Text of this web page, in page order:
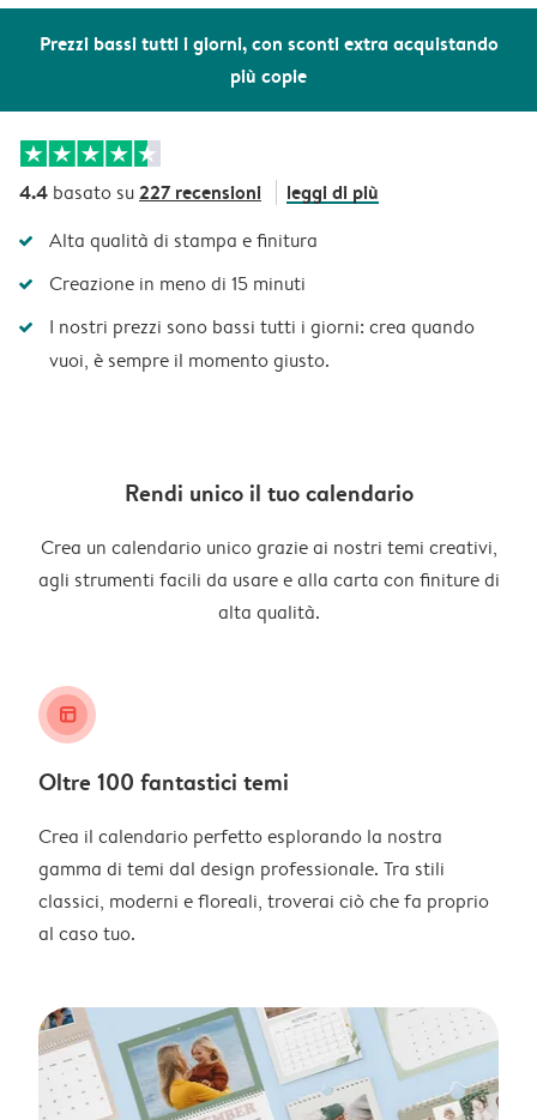
Prezzi bassi tutti i giorni, con sconti extra acquistando
più copie
4.4 basato su227 recensioni leggi di più
Alta qualità di stampa e finitura
Creazione in meno di 15 minuti
I nostri prezzi sono bassi tutti i giorni: crea quando
vuoi, è sempre il momento giusto.
Rendi unico il tuo calendario
Crea un calendario unico grazie ai nostri temi creativi,
agli strumenti facili da usare e alla carta con finiture di
alta qualità.
layout_alt
Oltre 100 fantastici temi
Crea il calendario perfetto esplorando la nostra
gamma di temi dal design professionale. Tra stili
classici, moderni e floreali, troverai ciò che fa proprio
al caso tuo.